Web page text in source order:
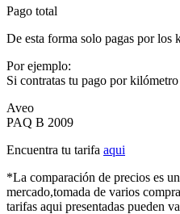
Pago total
De esta forma solo pagas por los
Por ejemplo:
Si contratas tu pago por
Aveo
PAQ B 2009
Encuentra tu tarifa aqui
*La comparación de precios es
mercado,tomada de varios
tarifas aqui presentadas pueden